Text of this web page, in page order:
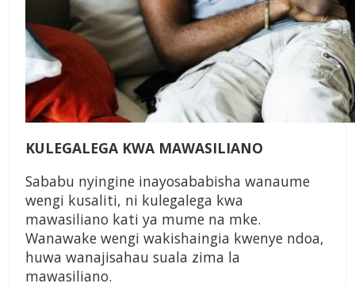
KULEGALEGA KWA MAWASILIANO
Sababu nyingine inayosababisha wanaume
wengi kusaliti, ni kulegalega kwa
mawasiliano kati ya mume na mke.
Wanawake wengi wakishaingia kwenye ndoa,
huwa wanajisahau suala zima la
mawasiliano.